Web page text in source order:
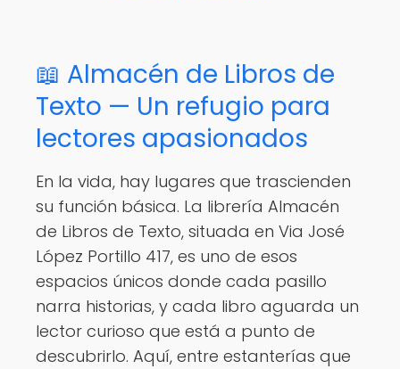
📖 Almacén de Libros de
Texto — Un refugio para
lectores apasionados
En la vida, hay lugares que trascienden
su función básica. La librería Almacén
de Libros de Texto, situada en Via José
López Portillo 417, es uno de esos
espacios únicos donde cada pasillo
narra historias, y cada libro aguarda un
lector curioso que está a punto de
descubrirlo. Aquí, entre estanterías que